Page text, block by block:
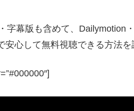
字幕版も含めて、Dailymotion
心して無料視聴できる方法を